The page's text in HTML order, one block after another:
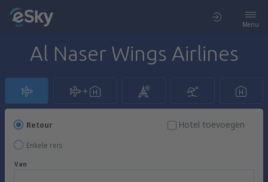
Menu
Al Naser Wings Airlines
Retour
Enkele reis
Hotel toevoegen
Van